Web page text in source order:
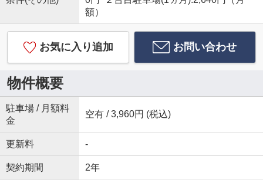
額）
お気に入り追加 お問い合わせ
物件概要
駐車場 / 月額料
金
空有 / 3,960円 (税込)
更新料 -
契約期間 2年